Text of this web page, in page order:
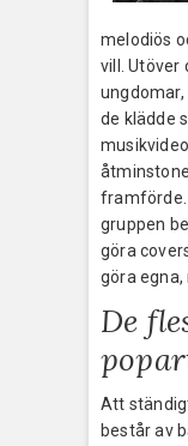
melodiös
vill. Utöver
de klädde
framförde.
gruppen
göra
göra egna,
De
Att
består av